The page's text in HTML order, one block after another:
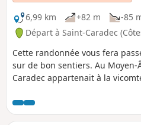
6,99 km
+82 m -85
Départ à Saint-Caradec
Cette randonnée vous fera
sur de bon sentiers. Au Moyen-
Caradec appartenait à la
morts. Puis en 1902, une
survient dans la région.